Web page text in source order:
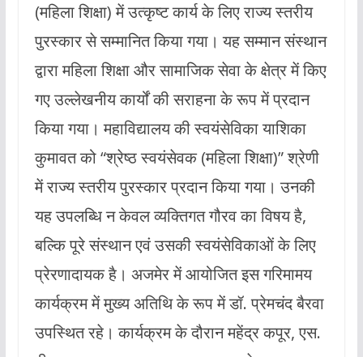
(महिला शिक्षा) में उत्कृष्ट कार्य के लिए राज्य स्तरीय
पुरस्कार से सम्मानित किया गया। यह सम्मान संस्थान
द्वारा महिला शिक्षा और सामाजिक सेवा के क्षेत्र में किए
गए उल्लेखनीय कार्यों की सराहना के रूप में प्रदान
किया गया। महाविद्यालय की स्वयंसेविका याशिका
कुमावत को “श्रेष्ठ स्वयंसेवक (महिला शिक्षा)” श्रेणी
में राज्य स्तरीय पुरस्कार प्रदान किया गया। उनकी
यह उपलब्धि न केवल व्यक्तिगत गौरव का विषय है,
बल्कि पूरे संस्थान एवं उसकी स्वयंसेविकाओं के लिए
प्रेरणादायक है। अजमेर में आयोजित इस गरिमामय
कार्यक्रम में मुख्य अतिथि के रूप में डॉ. प्रेमचंद बैरवा
उपस्थित रहे। कार्यक्रम के दौरान महेंद्र कपूर, एस.